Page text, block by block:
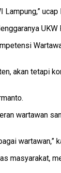
ucap
akan tetapi
wartawan
wartawan,”
masyarakat,